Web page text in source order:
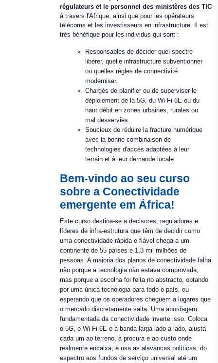
régulateurs et le personnel des ministères des TIC
à travers l'Afrique, ainsi que pour les opérateurs
télécoms et les investisseurs en infrastructure. Il est
très bénéfique pour les individus qui sont :
Responsables de décider quel spectre
libérer, quelle infrastructure subventionner
ou quelles règles de connectivité
moderniser.
Chargés de planifier ou de superviser le
déploiement de la 5G, du Wi-Fi 6E ou du
haut débit en zones urbaines, rurales ou
mal desservies.
Soucieux de réduire la fracture numérique
avec la bonne combinaison de
technologies d'accès adaptées à leur
terrain et à leur demande locale.
Bem-vindo ao seu curso
sobre a Conectividade
emergente em África!
Este curso destina-se a decisores, reguladores e
líderes de infra-estrutura que têm de decidir como
uma conectividade rápida e fiável chega a um
continente de 55 países e 1,3 mil milhões de
pessoas. A maioria dos planos de conectividade falha
não porque a tecnologia não estava comprovada,
mas porque a escolha foi feita no abstracto, optando
por uma única tecnologia para todo o país, ou
esperando que os operadores cheguem a lugares que
o mercado discretamente salta. Uma abordagem
fundamentada da conectividade inverte isso. Coloca
o 5G, o Wi-Fi 6E e a banda larga lado a lado, ajusta
cada um ao terreno, à procura e ao custo onde
realmente encaixa, e usa as alavancas políticas, do
espectro aos fundos de serviço universal até um